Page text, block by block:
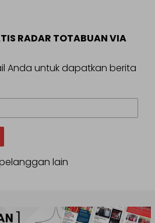
RADAR TOTABUAN VIA
Anda untuk dapatkan berita
lain